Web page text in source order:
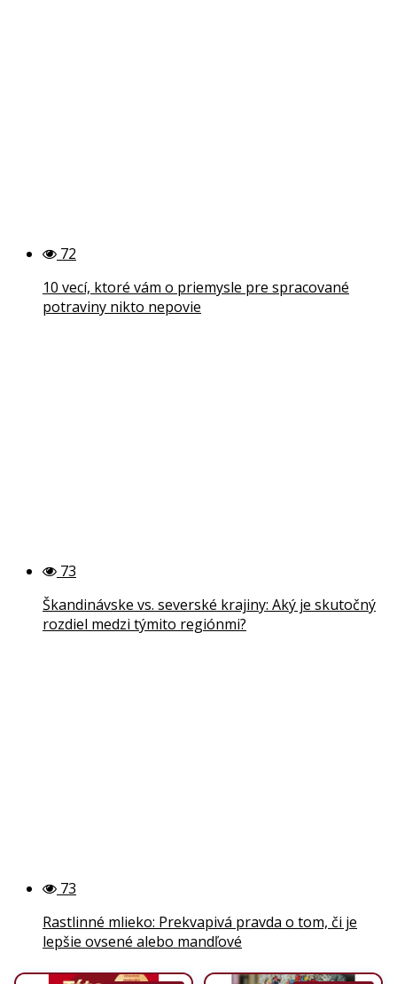
72
10 vecí, ktoré vám o priemysle pre spracované
potraviny nikto nepovie
73
Škandinávske vs. severské krajiny: Aký je skutočný
rozdiel medzi týmito regiónmi?
73
Rastlinné mlieko: Prekvapivá pravda o tom, či je
lepšie ovsené alebo mandľové